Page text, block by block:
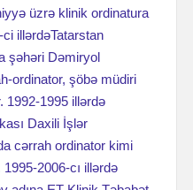
üzrə klinik ordinatura
illərdəTatarstan
şəhəri Dəmiryol
ordinator, şöbə müdiri
1992-1995 illərdə
Daxili İşlər
cərrah ordinator kimi
2006-cı illərdə